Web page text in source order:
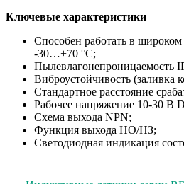
Ключевые характеристики
Способен работать в широком
-30…+70 °С;
Пылевлагонепроницаемость
Виброустойчивость (заливка
Стандартное расстояние
Рабочее напряжение 10-30 В
Схема выхода NPN;
Функция выхода НО/НЗ;
Светодиодная индикация